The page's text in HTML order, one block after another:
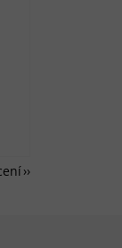
5 hvězdiček.